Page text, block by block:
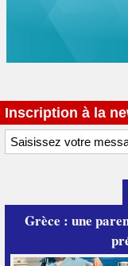
Inscription à la
Grèce : une